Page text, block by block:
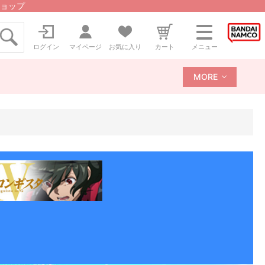
ップ
ログイン マイページ お気に入り カート メニュー
MORE